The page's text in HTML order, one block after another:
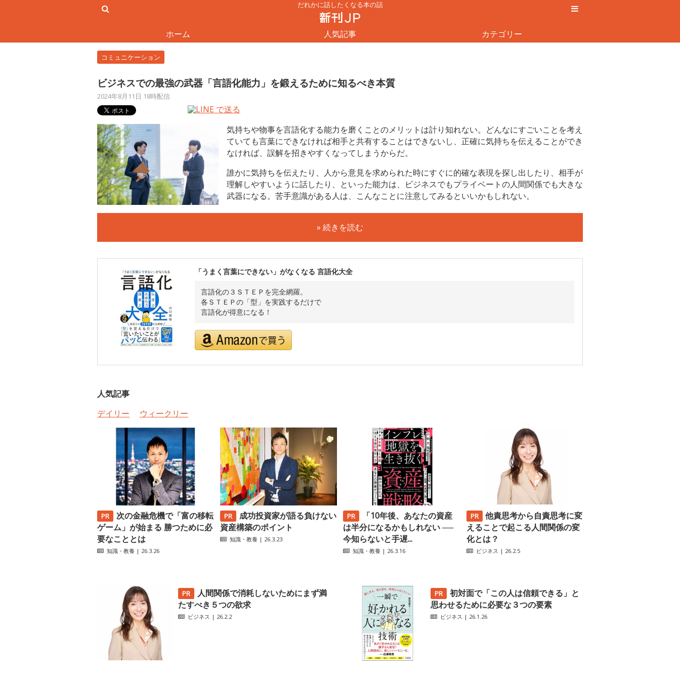
だれかに話したくなる本の話
ホーム 人気記事 カテゴリー
コミュニケーション
ビジネスでの最強の武器「言語化能力」を鍛えるために知るべき本質
2024年8月11日 18時配信
気持ちや物事を言語化する能力を磨くことのメリットは計り知れない。どんなにすごいことを考え
ていても言葉にできなければ相手と共有することはできないし、正確に気持ちを伝えることができ
なければ、誤解を招きやすくなってしまうからだ。
誰かに気持ちを伝えたり、人から意見を求められた時にすぐに的確な表現を探し出したり、相手が
理解しやすいように話したり、といった能力は、ビジネスでもプライベートの人間関係でも大きな
武器になる。苦手意識がある人は、こんなことに注意してみるといいかもしれない。
» 続きを読む
「うまく言葉にできない」がなくなる 言語化大全
言語化の３ＳＴＥＰを完全網羅。
各ＳＴＥＰの「型」を実践するだけで
言語化が得意になる！
人気記事
デイリー
ウィークリー
次の金融危機で「富の移転
ゲーム」が始まる 勝つために必
要なこととは
知識・教養 | 26.3.26
成功投資家が語る負けない
資産構築のポイント
知識・教養 | 26.3.23
「10年後、あなたの資産
は半分になるかもしれない ──
今知らないと手遅...
知識・教養 | 26.3.16
他責思考から自責思考に変
えることで起こる人間関係の変
化とは？
ビジネス | 26.2.5
人間関係で消耗しないためにまず満
たすべき５つの欲求
ビジネス | 26.2.2
初対面で「この人は信頼できる」と
思わせるために必要な３つの要素
ビジネス | 26.1.26